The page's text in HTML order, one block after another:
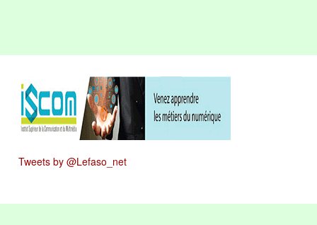
Tweets by @Lefaso_net